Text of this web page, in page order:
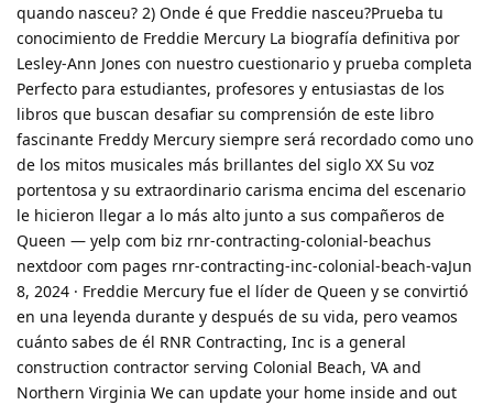
quando nasceu? 2) Onde é que Freddie nasceu?Prueba tu
conocimiento de Freddie Mercury La biografía definitiva por
Lesley-Ann Jones con nuestro cuestionario y prueba completa
Perfecto para estudiantes, profesores y entusiastas de los
libros que buscan desafiar su comprensión de este libro
fascinante Freddy Mercury siempre será recordado como uno
de los mitos musicales más brillantes del siglo XX Su voz
portentosa y su extraordinario carisma encima del escenario
le hicieron llegar a lo más alto junto a sus compañeros de
Queen — yelp com biz rnr-contracting-colonial-beachus
nextdoor com pages rnr-contracting-inc-colonial-beach-vaJun
8, 2024 · Freddie Mercury fue el líder de Queen y se convirtió
en una leyenda durante y después de su vida, pero veamos
cuánto sabes de él RNR Contracting, Inc is a general
construction contractor serving Colonial Beach, VA and
Northern Virginia We can update your home inside and out